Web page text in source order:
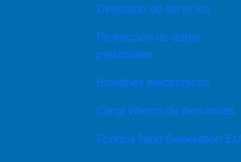
Directorio de servicios
Protección de datos
personales
Boletines electrónicos
Canal interno de denuncias
Fondos Next Generation EU